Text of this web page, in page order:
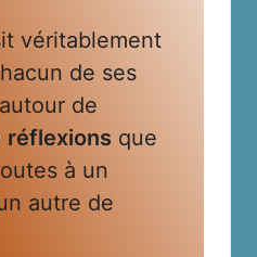
véritablement
de ses
autour de
réflexions que
à un
autre de